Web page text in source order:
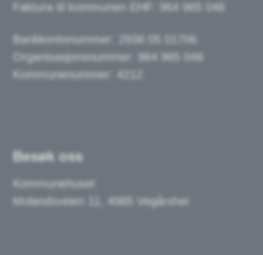
Faktura til kommunen EHF: 964 965 048
Bankkontonummer:
2938 05 01706
Organisasjonsnummer: 964 965 048
Kommunenummer: 4212
Besøk oss
Kommunehuset
Molandsveien 11, 4985 Vegårshei